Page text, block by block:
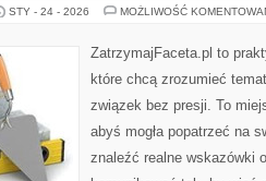
STY - 24 - 2026 MOŻLIWOŚĆ
ZatrzymajFaceta.pl to
które chcą zrozumieć
związek bez presji. To
abyś mogła popatrzeć na
znaleźć realne wskazówki